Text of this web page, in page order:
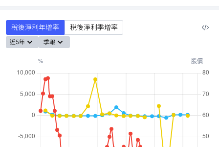
稅後淨利年增率 稅後淨利季增率
近5年 季報